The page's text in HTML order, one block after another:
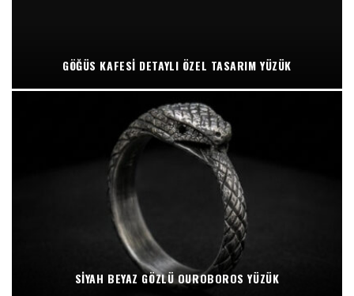
GÖĞÜS KAFESI DETAYLI ÖZEL TASARIM YÜZÜK
SIYAH BEYAZ GÖZLÜ OUROBOROS YÜZÜK